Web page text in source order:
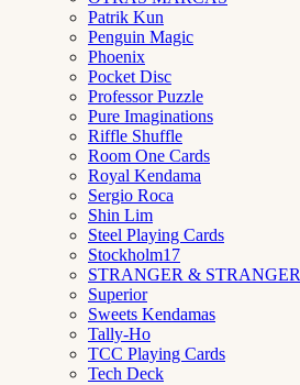
Patrik Kun
Penguin Magic
Phoenix
Pocket Disc
Professor Puzzle
Pure Imaginations
Riffle Shuffle
Room One Cards
Royal Kendama
Sergio Roca
Shin Lim
Steel Playing Cards
Stockholm17
STRANGER & STRANGER
Superior
Sweets Kendamas
Tally-Ho
TCC Playing Cards
Tech Deck